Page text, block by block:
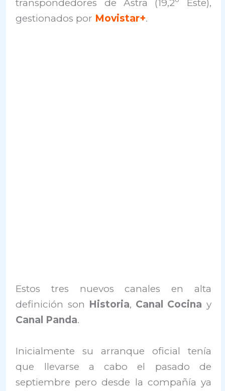
transpondedores de Astra (19,2º Este),
gestionados por Movistar+.
Estos tres nuevos canales en alta
definición son Historia, Canal Cocina y
Canal Panda.
Inicialmente su arranque oficial tenía
que llevarse a cabo el pasado de
septiembre pero desde la compañía ya